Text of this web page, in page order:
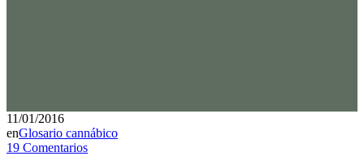
11/01/2016
enGlosario cannábico
19 Comentarios